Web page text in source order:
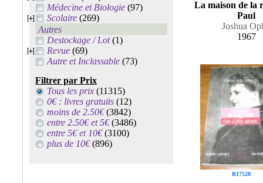
Médecine et Biologie (97)
Scolaire (269)
Autres
Destockage / Lot(1)
Revue (69)
Autre et Inclassable (73)
Filtrer par Prix
Tous les prix (11315)
0€ : livres gratuits (12)
moins de 2.50€(3842)
entre 2.50€ et 5€(3486)
entre 5€ et 10€(3100)
plus de 10€(896)
La maison de la
Paul
Joshua
1967
R17528